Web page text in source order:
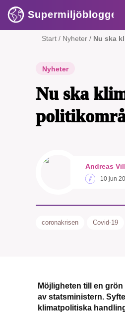
Supermiljöbloggen
Start / Nyheter / Nu ska
Nyheter
Nu ska
Andreas
10 jun
coronakrisen Covid-19
Möjligheten till en
av statsministern.
klimatpolitiska